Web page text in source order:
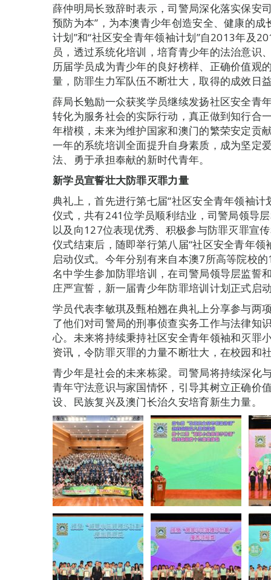
薛仲明局长致辞时表示，司警局深化落实保安
预防为本”，为本澳青少年创造安全、健康的
计划”和“社区安全青年领袖计划”自2013年及
员，透过系统化培训，培育青少年的法治意识
历届学员成为青少年的良好榜样、正确价值观
量，防罪生力军队伍不断壮大，取得的成效日
薛局长勉励一众获奖学员继续发扬社区安全青
转化为服务社会的实际行动，真正做到知行合
年楷模，未来为维护国家和澳门的繁荣安定贡
一年的系统培训全面提升自身素质，成为坚定
法、勇于承担奉献的新时代青年。
新学员宣誓壮大防罪灭罪力量
典礼上，首先进行第七届“社区安全青年领袖计
仪式，共有241位学员顺利结业，司警局领导
以及向127位表现优秀、积极参与防罪灭罪宣
仪式结束后，随即举行第八届“社区安全青年领
启动仪式。今年分别有来自本澳7所高等院校
名中学生参加防罪培训，在司警局领导层监誓
庄严宣誓，新一届青少年防罪培训计划正式启
学员代表李敏琪及甄柏翘在典礼上分享参与两
了他们对司警局的刑事侦查实务工作与法律知
心。未来将持续秉持社区安全青年领袖和灭罪
资讯，令防罪灭罪的力量不断壮大，在校园和
青少年是社会的未来栋梁。司警局将持续深化
青年守法意识与家国情怀，引导其树立正确价
设、民族复兴及澳门长治久安培育新生力量。